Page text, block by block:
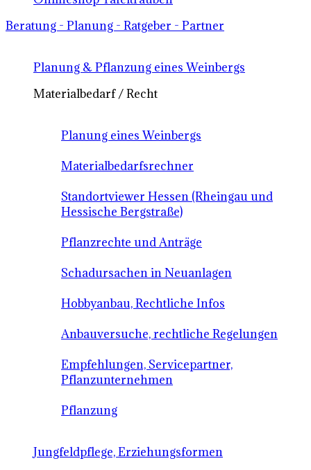
Beratung - Planung - Ratgeber - Partner
Planung & Pflanzung eines Weinbergs
Materialbedarf / Recht
Planung eines Weinbergs
Materialbedarfsrechner
Standortviewer Hessen (Rheingau und
Hessische Bergstraße)
Pflanzrechte und Anträge
Schadursachen in Neuanlagen
Hobbyanbau, Rechtliche Infos
Anbauversuche, rechtliche Regelungen
Empfehlungen, Servicepartner,
Pflanzunternehmen
Pflanzung
Jungfeldpflege, Erziehungsformen